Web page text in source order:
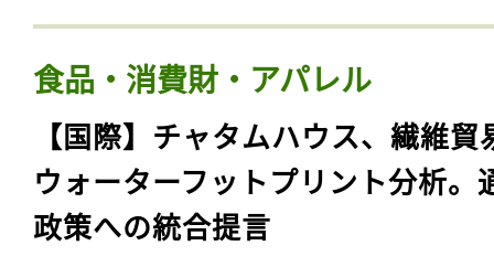
食品・消費財・アパレル
【国際】チャタムハウス、繊維貿
ウォーターフットプリント分析。
政策への統合提言